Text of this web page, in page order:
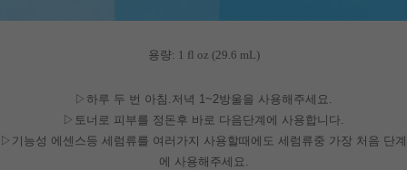
용량: 1 fl oz (29.6 mL)
▷하루 두 번 아침.저녁 1~2방울을 사용해주세요.
▷토너로 피부를 정돈후 바로 다음단계에 사용합니다.
▷기능성 에센스등 세럼류를 여러가지 사용할때에도 세럼류중 가장 처음 단계
에 사용해주세요.